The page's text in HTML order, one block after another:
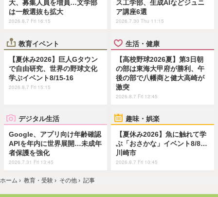
大、募集人員を増員…文学部
は一般選抜も拡大
2026.8.7 Fri 16:15
ス工学部、生成AIなどジュニ
ア講座6選
2026.7.30 Thu 11:15
教育イベント
【夏休み2026】巨人Gタウン
で自由研究、世界の野球文化
学ぶイベント8/15-16
2026.8.7 Fri 15:15
生活・健康
【高校野球2026夏】第3日朝
の部は東海大甲府が勝利、午
後の部で八幡商と健大高崎が
激突
2026.8.7 Fri 12:45
デジタル生活
Google、アプリ向け年齢確認
APIを年内に世界展開…未成年
者保護を強化
2026.7.31 Fri 13:45
趣味・娯楽
【夏休み2026】魚に触れて学
ぶ「おさかな」イベント8/8…
川崎市
2026.8.7 Fri 10:45
ホーム › 教育・受験 › その他 › 記事